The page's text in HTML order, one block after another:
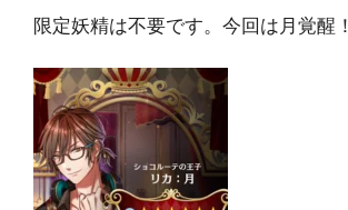
限定妖精は不要です。今回は月覚醒！